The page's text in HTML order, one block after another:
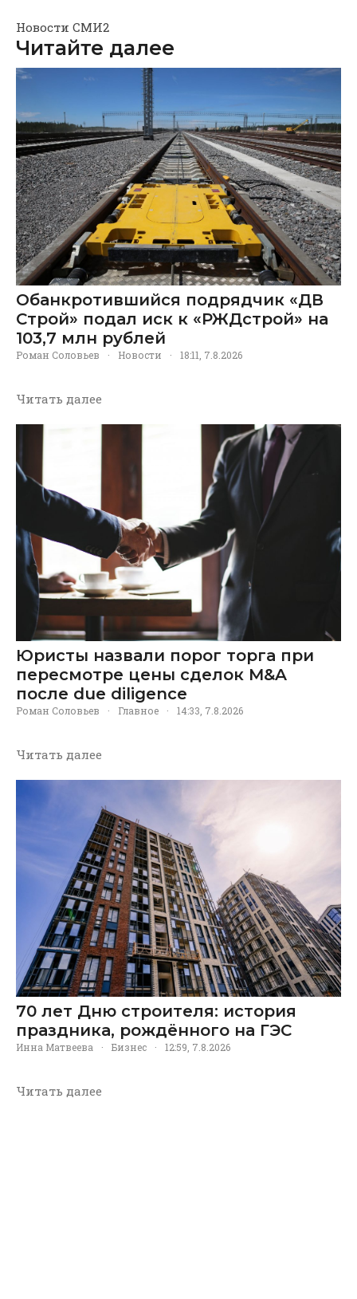
Новости СМИ2
Читайте далее
Обанкротившийся подрядчик «ДВ
Строй» подал иск к «РЖДстрой» на
103,7 млн рублей
Роман Соловьев · Новости · 18:11, 7.8.2026
Читать далее
Юристы назвали порог торга при
пересмотре цены сделок M&A
после due diligence
Роман Соловьев · Главное · 14:33, 7.8.2026
Читать далее
70 лет Дню строителя: история
праздника, рождённого на ГЭС
Инна Матвеева · Бизнес · 12:59, 7.8.2026
Читать далее